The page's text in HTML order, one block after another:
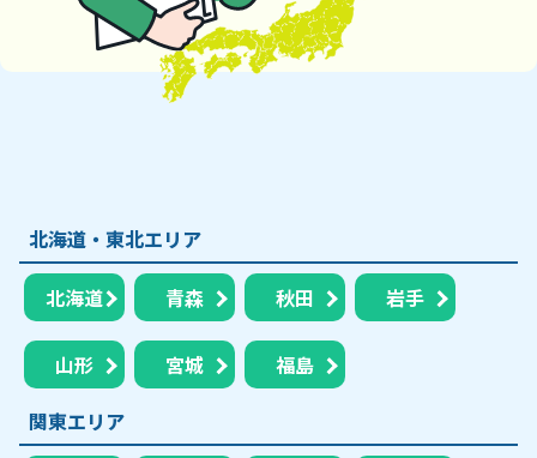
北海道・東北エリア
北海道 青森 秋田 岩手
山形 宮城
福島
関東エリア